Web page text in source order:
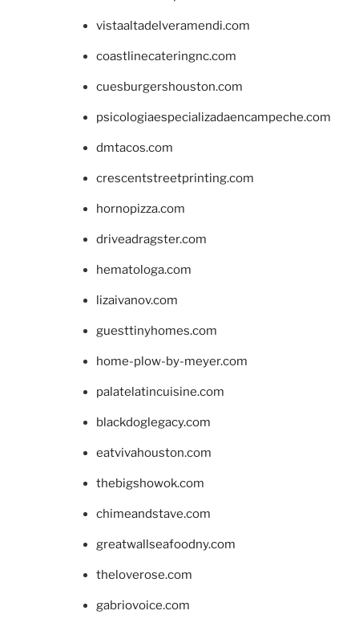
vistaaltadelveramendi.com
coastlinecateringnc.com
cuesburgershouston.com
psicologiaespecializadaencampeche.com
dmtacos.com
crescentstreetprinting.com
hornopizza.com
driveadragster.com
hematologa.com
lizaivanov.com
guesttinyhomes.com
home-plow-by-meyer.com
palatelatincuisine.com
blackdoglegacy.com
eatvivahouston.com
thebigshowok.com
chimeandstave.com
greatwallseafoodny.com
theloverose.com
gabriovoice.com